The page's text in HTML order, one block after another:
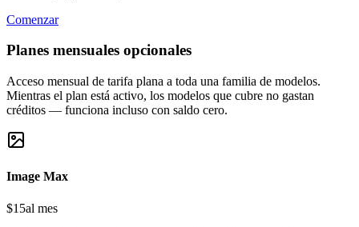
Comenzar
Planes mensuales opcionales
Acceso mensual de tarifa plana a toda una familia de modelos.
Mientras el plan está activo, los modelos que cubre no gastan
créditos — funciona incluso con saldo cero.
Image Max
$15al mes